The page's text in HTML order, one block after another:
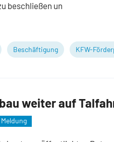
beschließen un
Beschäftigung KFW-
weiter auf
Meldung